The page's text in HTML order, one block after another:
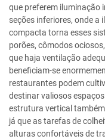
que preferem iluminação
seções inferiores, onde a
compacta torna esses
porões, cômodos
que haja ventilação
beneficiam-se
restaurantes podem
destinar valiosos
estrutura vertical
já que as tarefas de
alturas confortáveis de